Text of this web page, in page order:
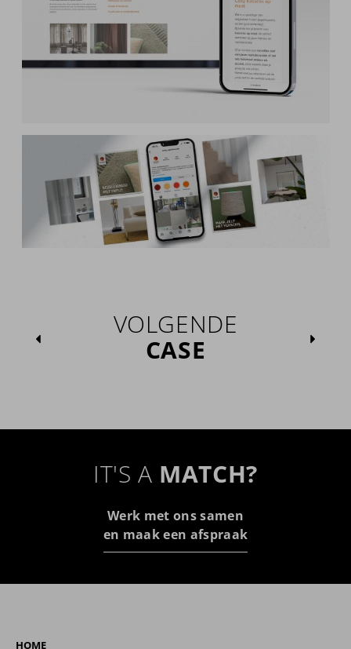
VOLGENDE
CASE
IT'S A MATCH?
Werk met ons samen
en maak een afspraak
HOME